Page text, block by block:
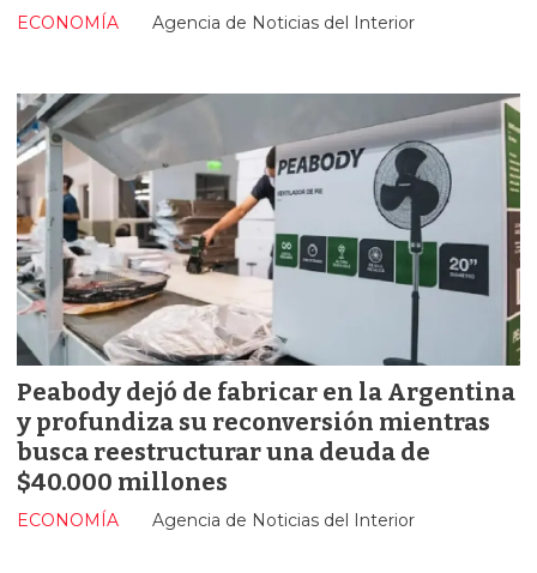
Agencia de Noticias del Interior
ECONOMÍA
Peabody dejó de fabricar en la Argentina
y profundiza su reconversión mientras
busca reestructurar una deuda de
$40.000 millones
Agencia de Noticias del Interior
ECONOMÍA